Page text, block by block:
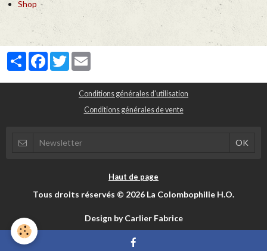
Shop
PartagerFacebook
Twitter
Conditions générales d'utilisation
Conditions générales de vente
Haut de page
Tous droits réservés © 2026 La Colombophilie H.O.
Design by Carlier Fabrice